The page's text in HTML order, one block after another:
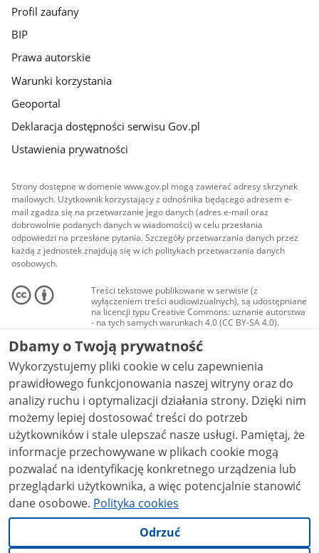
Profil zaufany
BIP
Prawa autorskie
Warunki korzystania
Geoportal
Deklaracja dostępności serwisu Gov.pl
Ustawienia prywatności
Strony dostępne w domenie www.gov.pl mogą zawierać adresy skrzynek
mailowych. Użytkownik korzystający z odnośnika będącego adresem e-
mail zgadza się na przetwarzanie jego danych (adres e-mail oraz
dobrowolnie podanych danych w wiadomości) w celu przesłania
odpowiedzi na przesłane pytania. Szczegóły przetwarzania danych przez
każdą z jednostek znajdują się w ich politykach przetwarzania danych
osobowych.
Treści tekstowe publikowane w serwisie (z
wyłączeniem treści audiowizualnych), są udostępniane
na licencji typu Creative Commons: uznanie autorstwa
- na tych samych warunkach 4.0 (CC BY-SA 4.0).
Materiały audiowizualne, w tym zdjęcia, materiały
audio i wideo, są udostępniane na licencji typu
Creative Commons: uznanie autorstwa użycie
niekomercyjne - bez utworów zależnych 4.0 (CC BY-
NC-ND 4.0), o ile nie jest to stwierdzone inaczej.
Dbamy o Twoją prywatność
Wykorzystujemy pliki cookie w celu zapewnienia
prawidłowego funkcjonowania naszej witryny oraz do
analizy ruchu i optymalizacji działania strony. Dzięki nim
możemy lepiej dostosować treści do potrzeb
użytkowników i stale ulepszać nasze usługi. Pamiętaj, że
informacje przechowywane w plikach cookie mogą
pozwalać na identyfikację konkretnego urządzenia lub
przeglądarki użytkownika, a więc potencjalnie stanowić
dane osobowe. Polityka cookies
Odrzuć